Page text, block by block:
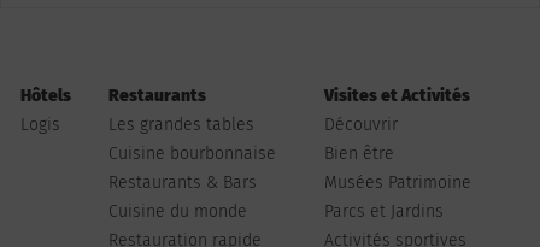
Hôtels
Logis
Restaurants
Les grandes tables
Cuisine bourbonnaise
Restaurants & Bars
Cuisine du monde
Restauration rapide
Visites et Activités
Découvrir
Bien être
Musées Patrimoine
Parcs et Jardins
Activités sportives